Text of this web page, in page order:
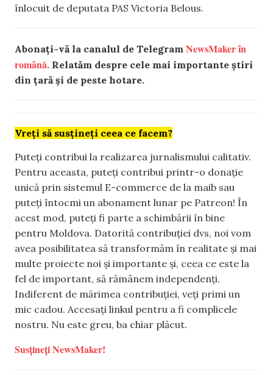
înlocuit de deputata PAS Victoria Belous.
Abonați-vă la canalul de Telegram NewsMaker în
română. Relatăm despre cele mai importante știri
din țară și de peste hotare.
Vreți să susțineți ceea ce facem?
Puteți contribui la realizarea jurnalismului calitativ.
Pentru aceasta, puteți contribui printr-o donație
unică prin sistemul E-commerce de la maib sau
puteți întocmi un abonament lunar pe Patreon! În
acest mod, puteți fi parte a schimbării în bine
pentru Moldova. Datorită contribuției dvs, noi vom
avea posibilitatea să transformăm în realitate și mai
multe proiecte noi și importante și, ceea ce este la
fel de important, să rămânem independenți.
Indiferent de mărimea contribuției, veți primi un
mic cadou. Accesați linkul pentru a fi complicele
nostru. Nu este greu, ba chiar plăcut.
Susțineți NewsMaker!